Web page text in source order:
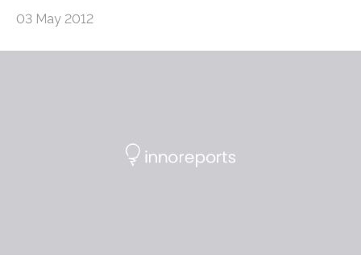
03 May 2012